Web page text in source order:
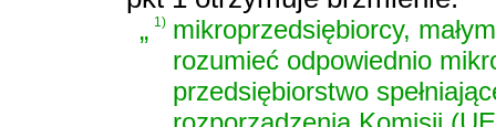
„1) mikroprzedsiębiorcy,
rozumieć odpowiednio
przedsiębiorstwo